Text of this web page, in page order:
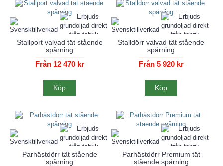
Stallport valvad tät stående
spårning
Från 12 470 kr
Köp
Stalldörr valvad tät stående
spårning
Från 5 920 kr
Köp
Parhästdörr tät stående
spårning
Parhästdörr Premium tät
stående spårning